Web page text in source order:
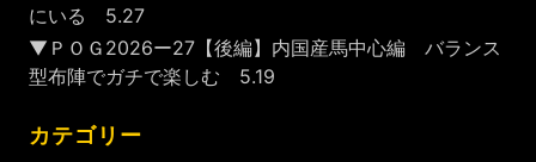
にいる 5.27
▼ＰＯＧ2026ー27【後編】内国産馬中心編 バランス
型布陣でガチで楽しむ 5.19
カテゴリー